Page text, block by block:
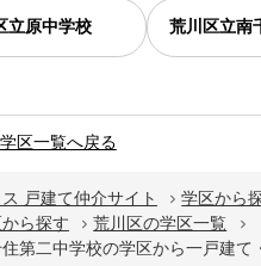
立原中学校 荒川区立南
区一覧へ戻る
戸建て仲介サイト
学区から
ら探す
荒川区の学区一覧
第二中学校の学区から一戸建て